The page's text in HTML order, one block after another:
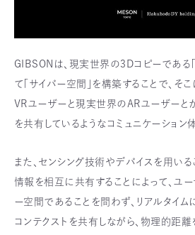
GIBSONは、現実世界の3Dコピーである
て「サイバー空間」を構築することで、そ
VRユーザーと現実世界のARユーザーと
を共有しているようなコミュニケーション
また、センシング技術やデバイスを用いる
情報を相互に共有することによって、ユ
ー空間であることを問わず、リアルタイ
コンテクストを共有しながら、物理的距